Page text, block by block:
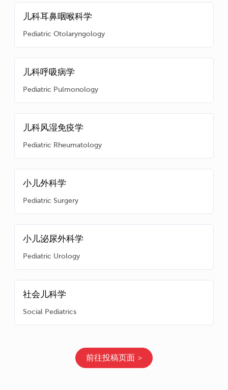
儿科耳鼻咽喉科学
Pediatric Otolaryngology
儿科呼吸病学
Pediatric Pulmonology
儿科风湿免疫学
Pediatric Rheumatology
小儿外科学
Pediatric Surgery
小儿泌尿外科学
Pediatric Urology
社会儿科学
Social Pediatrics
前往投稿页面